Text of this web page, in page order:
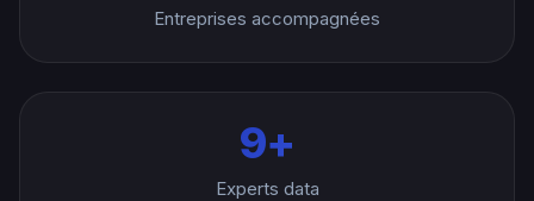
Entreprises accompagnées
10+
Experts data